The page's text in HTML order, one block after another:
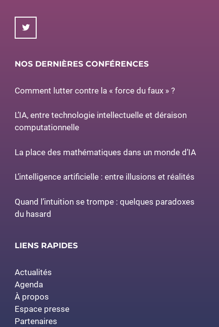
NOS DERNIÈRES CONFÉRENCES
Comment lutter contre la « force du faux » ?
L’IA, entre technologie intellectuelle et déraison
computationnelle
La place des mathématiques dans un monde d’IA
L’intelligence artificielle : entre illusions et réalités
Quand l’intuition se trompe : quelques paradoxes
du hasard
LIENS RAPIDES
Actualités
Agenda
À propos
Espace presse
Partenaires